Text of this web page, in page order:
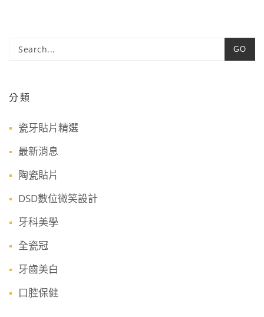
GO
分類
瓷牙貼片精選
最新消息
陶瓷貼片
DSD數位微笑設計
牙科美學
全瓷冠
牙齒美白
口腔保健